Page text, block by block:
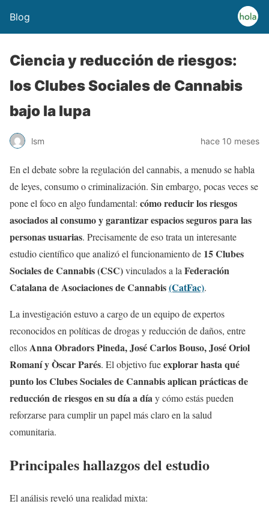
Blog
Ciencia y reducción de riesgos:
los Clubes Sociales de Cannabis
bajo la lupa
lsm hace 10 meses
En el debate sobre la regulación del cannabis, a menudo se habla
de leyes, consumo o criminalización. Sin embargo, pocas veces se
pone el foco en algo fundamental: cómo reducir los riesgos
asociados al consumo y garantizar espacios seguros para las
personas usuarias. Precisamente de eso trata un interesante
estudio científico que analizó el funcionamiento de 15 Clubes
Sociales de Cannabis (CSC)vinculados a la Federación
Catalana de Asociaciones de Cannabis(CatFac).
La investigación estuvo a cargo de un equipo de expertos
reconocidos en políticas de drogas y reducción de daños, entre
ellosAnna Obradors Pineda, José Carlos Bouso, José Oriol
Romaní y Òscar Parés. El objetivo fueexplorar hasta qué
punto los Clubes Sociales de Cannabis aplican prácticas de
reducción de riesgos en su día a díay cómo estás pueden
reforzarse para cumplir un papel más claro en la salud
comunitaria.
Principales hallazgosdel estudio
El análisis reveló una realidad mixta: